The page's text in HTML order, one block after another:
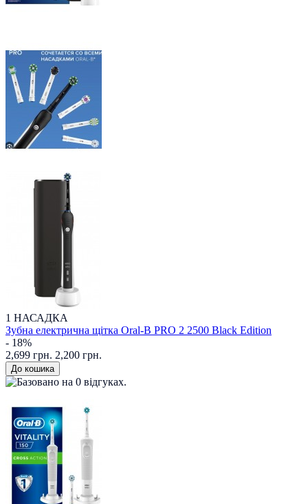
1 НАСАДКА
Зубна електрична щітка Oral-B PRO 2 2500 Black Edition
- 18%
2,699 грн. 2,200 грн.